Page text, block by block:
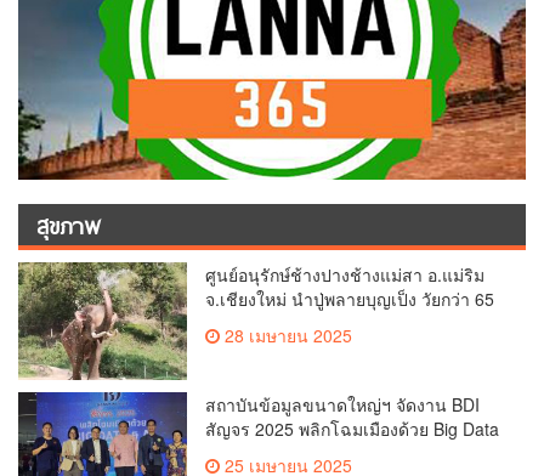
สุขภาพ
ศูนย์อนุรักษ์ช้างปางช้างแม่สา อ.แม่ริม
จ.เชียงใหม่ นำปู่พลายบุญเป็ง วัยกว่า 65
28 เมษายน 2025
สถาบันข้อมูลขนาดใหญ่ฯ จัดงาน BDI
สัญจร 2025 พลิกโฉมเมืองด้วย Big Data
25 เมษายน 2025